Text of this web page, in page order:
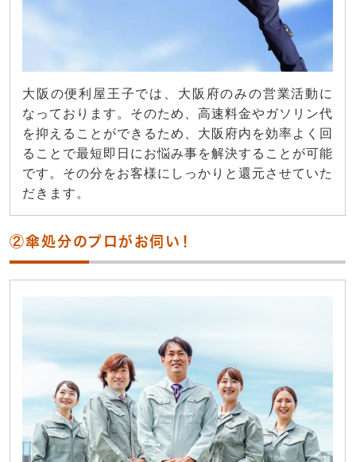
大阪の便利屋王子では、大阪府のみの営業活動に
なっております。そのため、高速料金やガソリン代
を抑えることができるため、大阪府内を効率よく回
ることで最短即日にお悩み事を解決することが可能
です。その分をお客様にしっかりと還元させていた
だきます。
②傘処分のプロがお伺い！